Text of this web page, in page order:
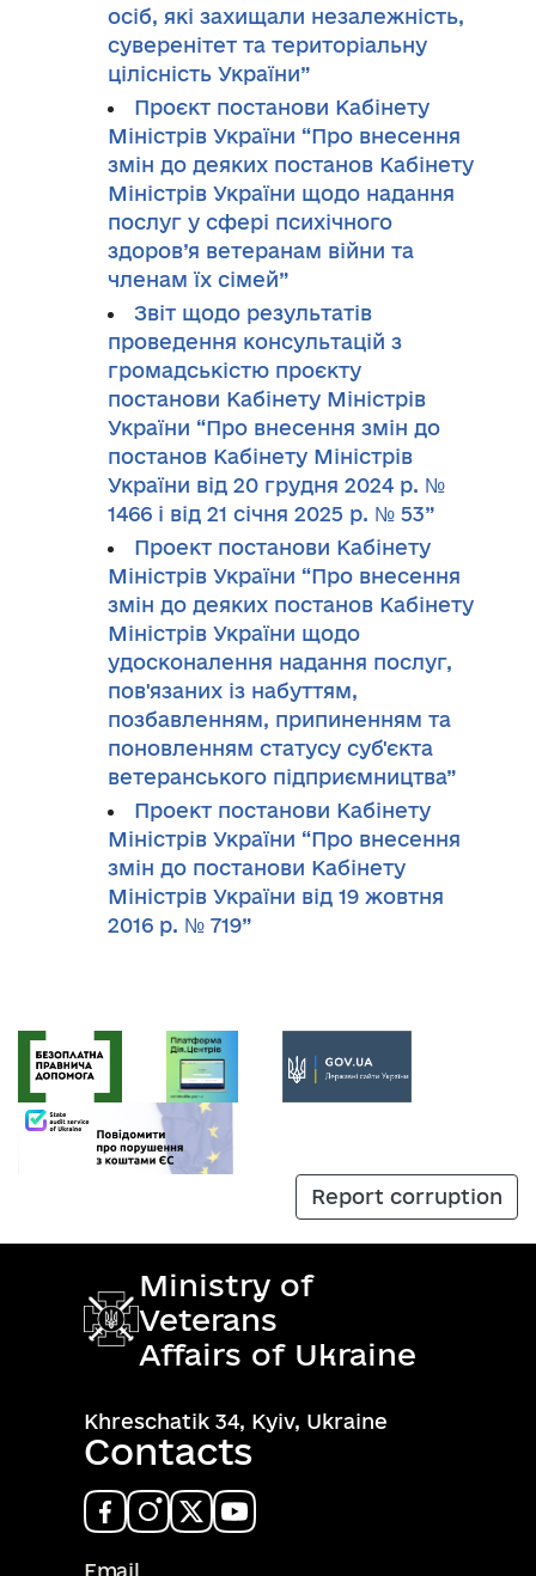
осіб, які захищали незалежність,
суверенітет та територіальну
цілісність України”
Проєкт постанови Кабінету
Міністрів України “Про внесення
змін до деяких постанов Кабінету
Міністрів України щодо надання
послуг у сфері психічного
здоров’я ветеранам війни та
членам їх сімей”
Звіт щодо результатів
проведення консультацій з
громадськістю проєкту
постанови Кабінету Міністрів
України “Про внесення змін до
постанов Кабінету Міністрів
України від 20 грудня 2024 р. №
1466 і від 21 січня 2025 р. № 53”
Проект постанови Кабінету
Міністрів України “Про внесення
змін до деяких постанов Кабінету
Міністрів України щодо
удосконалення надання послуг,
пов'язаних із набуттям,
позбавленням, припиненням та
поновленням статусу суб'єкта
ветеранського підприємництва”
Проект постанови Кабінету
Міністрів України “Про внесення
змін до постанови Кабінету
Міністрів України від 19 жовтня
2016 р. № 719”
Report corruption
Ministry of
Veterans
Affairs of Ukraine
Khreschatik 34, Kyiv, Ukraine
Contacts
Email